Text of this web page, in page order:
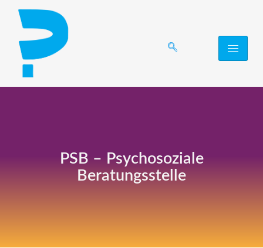
PSB – Psychosoziale
Beratungsstelle